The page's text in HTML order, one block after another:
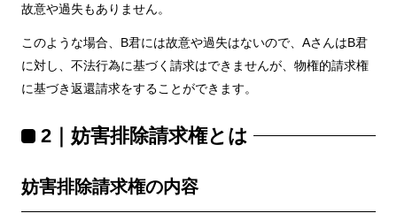
故意や過失もありません。
このような場合、B君には故意や過失はないので、AさんはB君
に対し、不法行為に基づく請求はできませんが、物権的請求権
に基づき返還請求をすることができます。
2｜妨害排除請求権とは
妨害排除請求権の内容